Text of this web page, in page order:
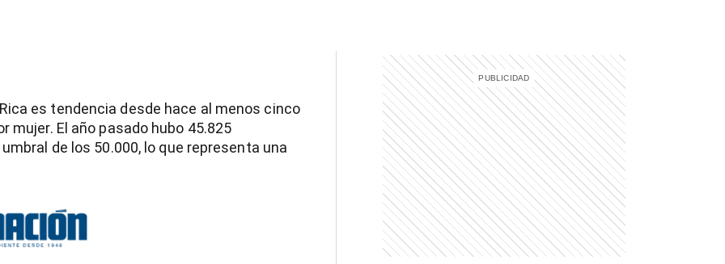
es tendencia desde hace al menos cinco
mujer. El año pasado hubo 45.825
de los 50.000, lo que representa una